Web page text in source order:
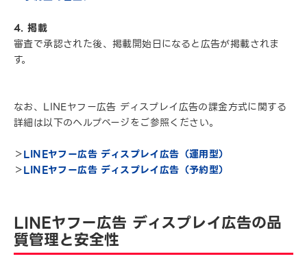
4. 掲載
審査で承認された後、掲載開始日になると広告が掲載されま
す。
なお、LINEヤフー広告 ディスプレイ広告の課金方式に関する
詳細は以下のヘルプページをご参照ください。
＞LINEヤフー広告 ディスプレイ広告（運用型）
＞LINEヤフー広告 ディスプレイ広告（予約型）
LINEヤフー広告 ディスプレイ広告の品
質管理と安全性